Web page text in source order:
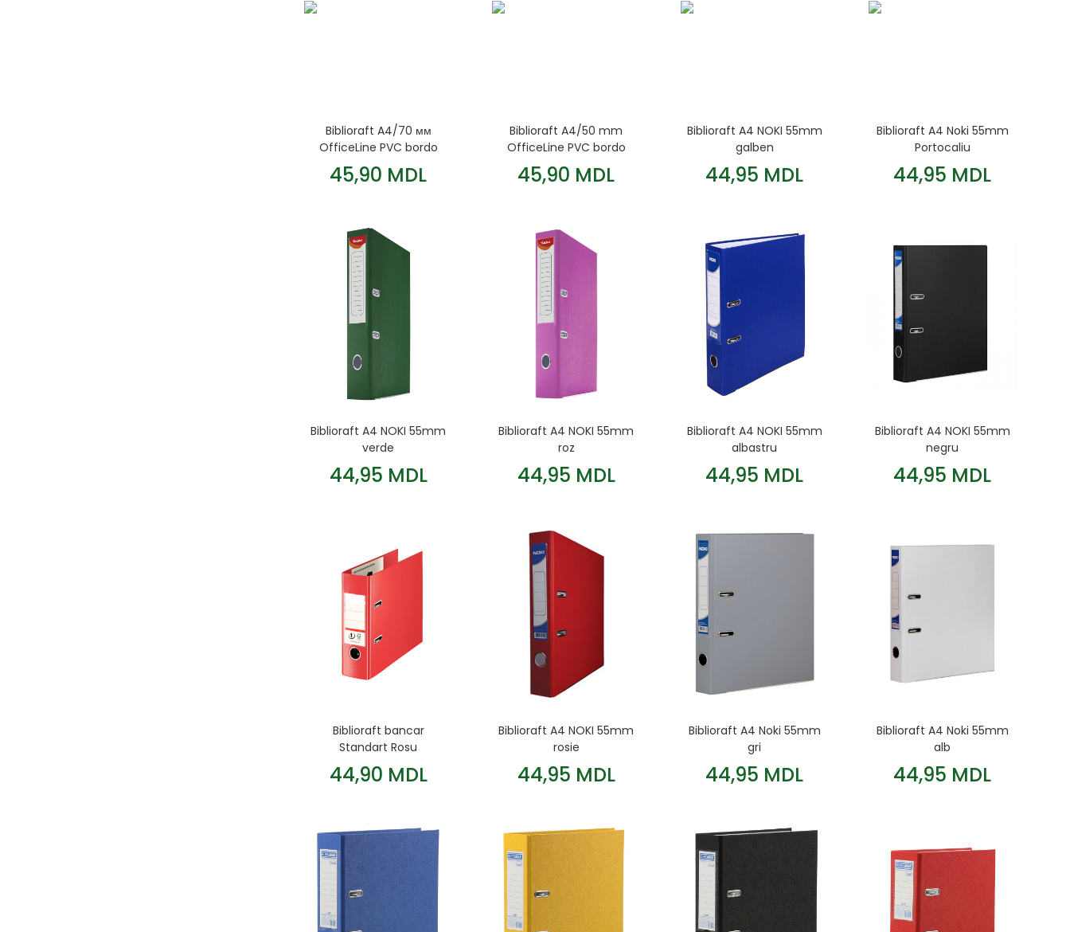
Biblioraft A4/70 мм
OfficeLine PVC bordo
45,90 MDL
Biblioraft A4/50 mm
OfficeLine PVC bordo
45,90 MDL
Biblioraft A4 NOKI 55mm
galben
44,95 MDL
Biblioraft A4 Noki 55mm
Portocaliu
44,95 MDL
Biblioraft A4 NOKI 55mm
verde
44,95 MDL
Biblioraft A4 NOKI 55mm
roz
44,95 MDL
Biblioraft A4 NOKI 55mm
albastru
44,95 MDL
Biblioraft A4 NOKI 55mm
negru
44,95 MDL
Biblioraft bancar
Standart Rosu
44,90 MDL
Biblioraft A4 NOKI 55mm
rosie
44,95 MDL
Biblioraft A4 Noki 55mm
gri
44,95 MDL
Biblioraft A4 Noki 55mm
alb
44,95 MDL